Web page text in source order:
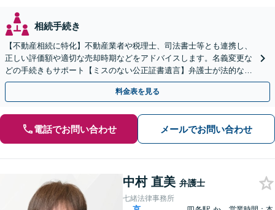
相続手続き
【不動産相続に特化】不動産業者や税理士、司法書士等とも連携し、
正しい評価額や適切な売却時期などをアドバイスします。名義変更な
どの手続きもサポート【ミスのない公正証書遺言】弁護士が法的な観
点から遺言書を作成します。
料金表を見る
電話でお問い合わせ メールでお問い合わせ
中村 直美 弁護士
七緒法律事務所